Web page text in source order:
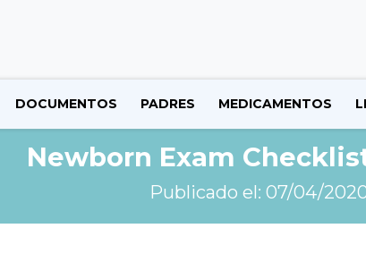
DOCUMENTOS PADRES MEDICAMENTOS
Newborn Exam
Publicado el: 07/04/